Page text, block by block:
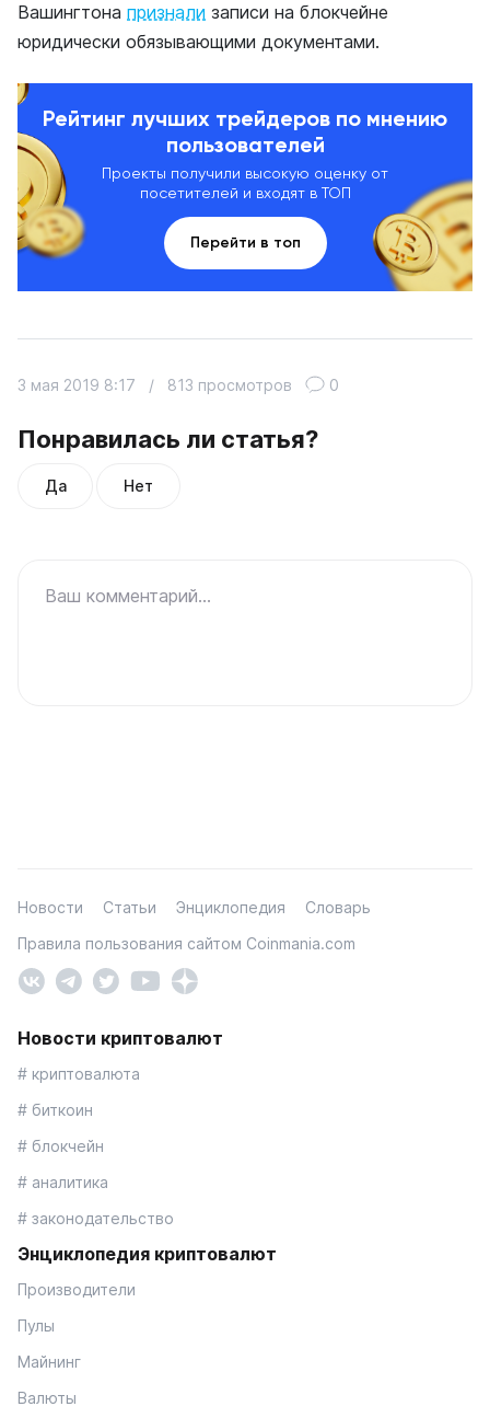
Вашингтона признали записи на блокчейне
юридически обязывающими документами.
Рейтинг лучших трейдеров по мнению
пользователей
Проекты получили высокую оценку от
посетителей и входят в ТОП
Перейти в топ
Понравилась ли статья?
Да Нет
3 мая 2019 8:17 / 813 просмотров 0
Ваш комментарий...
Новости Статьи Энциклопедия
Словарь
Правила пользования сайтом Coinmania.com
Новости криптовалют
# криптовалюта
# биткоин
# блокчейн
# аналитика
# законодательство
Энциклопедия криптовалют
Производители
Пулы
Майнинг
Валюты